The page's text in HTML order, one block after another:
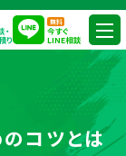
・
り
無料
今すぐ
LINE相談
コツとは